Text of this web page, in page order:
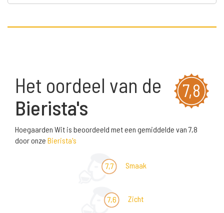
7,8
Het oordeel van de
Bierista's
Hoegaarden Wit is beoordeeld met een gemiddelde van 7,8
door onze Bierista's
7,7 Smaak
7,6 Zicht